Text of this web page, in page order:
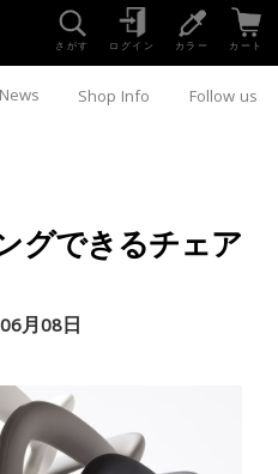
さがす ログイン カラー カート
News Shop Info Follow us
グできるチェア
月08日